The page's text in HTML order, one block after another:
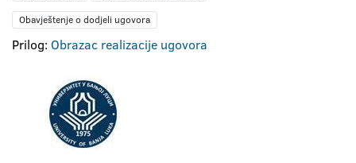
Obavještenje o dodjeli ugovora
Prilog: Obrazac realizacije ugovora